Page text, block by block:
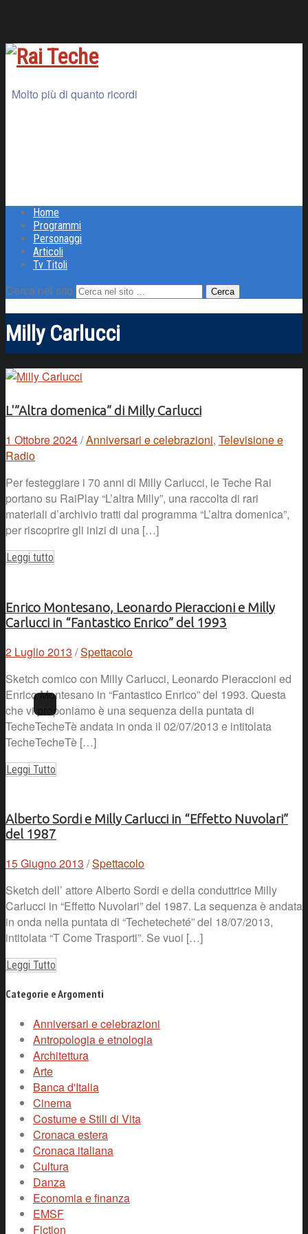
Molto più di quanto ricordi
Home
Programmi
Personaggi
Articoli
Tv Titoli
Cerca nel sito
Milly Carlucci
L'”Altra domenica” di Milly Carlucci
1 Ottobre 2024/Anniversari e celebrazioni, Televisione e
Radio
Per festeggiare i 70 anni di Milly Carlucci, le Teche Rai
portano su RaiPlay “L’altra Milly”, una raccolta di rari
materiali d’archivio tratti dal programma “L’altra domenica”,
per riscoprire gli inizi di una […]
Leggi tutto
Enrico Montesano, Leonardo Pieraccioni e Milly
Carlucci in “Fantastico Enrico” del 1993
2 Luglio 2013 /Spettacolo
Sketch comico con Milly Carlucci, Leonardo Pieraccioni ed
Enrico Montesano in “Fantastico Enrico” del 1993. Questa
che vi proponiamo è una sequenza della puntata di
TecheTecheTè andata in onda il 02/07/2013 e intitolata
TecheTecheTè […]
Leggi Tutto
Alberto Sordi e Milly Carlucci in “Effetto Nuvolari”
del 1987
15 Giugno 2013 /Spettacolo
Sketch dell’ attore Alberto Sordi e della conduttrice Milly
Carlucci in “Effetto Nuvolari” del 1987. La sequenza è andata
in onda nella puntata di “Techetecheté” del 18/07/2013,
intitolata “T Come Trasporti”. Se vuoi […]
Leggi Tutto
Categorie e Argomenti
Anniversari e celebrazioni
Antropologia e etnologia
Architettura
Arte
Banca d'Italia
Cinema
Costume e Stili di Vita
Cronaca estera
Cronaca italiana
Cultura
Danza
Economia e finanza
EMSF
Fiction